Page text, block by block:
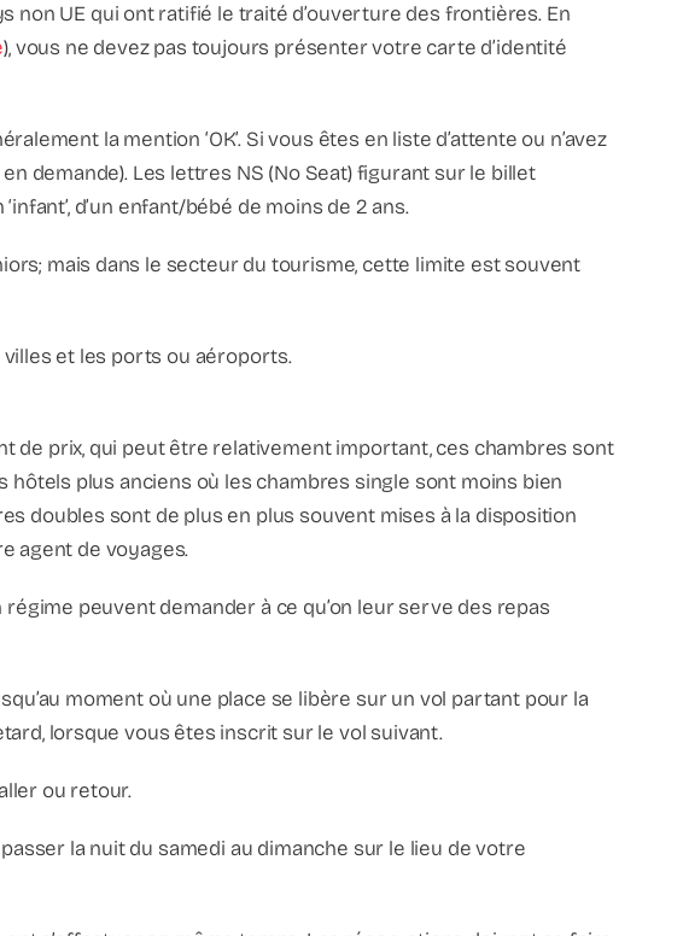
non UE qui ont ratifié le traité d’ouverture des frontières. En
), vous ne devez pas toujours présenter votre carte d’identité
la mention ‘OK’. Si vous êtes en liste d’attente ou n’avez
demande). Les lettres NS (No Seat) figurant sur le billet
d’un enfant/bébé de moins de 2 ans.
mais dans le secteur du tourisme, cette limite est souvent
et les ports ou aéroports.
de prix, qui peut être relativement important, ces chambres sont
plus anciens où les chambres single sont moins bien
doubles sont de plus en plus souvent mises à la disposition
agent de voyages.
peuvent demander à ce qu’on leur serve des repas
moment où une place se libère sur un vol partant pour la
lorsque vous êtes inscrit sur le vol suivant.
ou retour.
la nuit du samedi au dimanche sur le lieu de votre